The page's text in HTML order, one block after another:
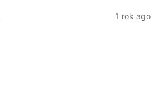
1 rok ago